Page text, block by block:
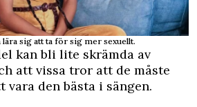
lära sig att ta för sig mer sexuellt.
kan bli lite skrämda av
att vissa tror att de måste
den bästa i sängen.